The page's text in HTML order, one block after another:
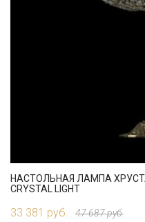
НАСТОЛЬНАЯ ЛАМПА
CRYSTAL LIGHT
33 381 руб. 47 687 руб.